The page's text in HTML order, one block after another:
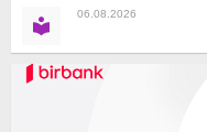
06.08.2026